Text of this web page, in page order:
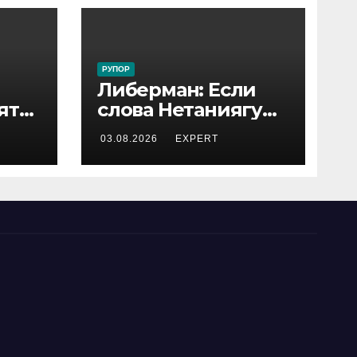
РУПОР
Либерман: Если
слова Нетаниягу
не предвыборный
трюк, пусть
докажет это делом
03.08.2026 EXPERT